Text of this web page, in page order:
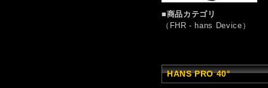
■商品カテゴリ
（FHR - hans Device）
HANS PRO 40°